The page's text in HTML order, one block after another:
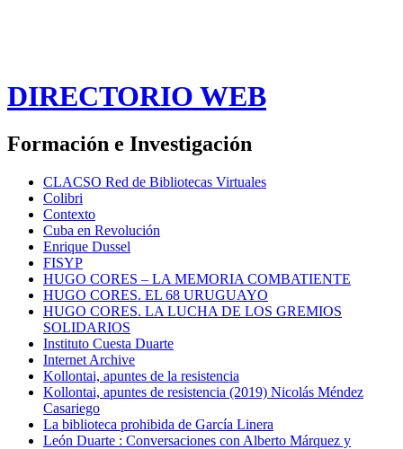
DIRECTORIO WEB
Formación e Investigación
CLACSO Red de Bibliotecas Virtuales
Colibri
Contexto
Cuba en Revolución
Enrique Dussel
FISYP
HUGO CORES – LA MEMORIA COMBATIENTE
HUGO CORES. EL 68 URUGUAYO
HUGO CORES. LA LUCHA DE LOS GREMIOS
SOLIDARIOS
Instituto Cuesta Duarte
Internet Archive
Kollontai, apuntes de la resistencia
Kollontai, apuntes de resistencia (2019) Nicolás Méndez
Casariego
La biblioteca prohibida de García Linera
León Duarte : Conversaciones con Alberto Márquez y